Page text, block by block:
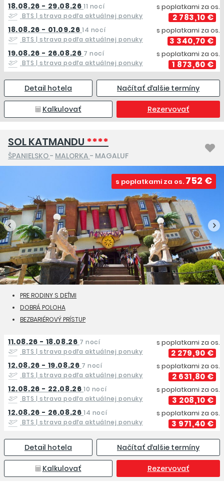
18.08.26 - 29.08.26 11 nocí
BTS| strava podľa aktuálnej ponuky
s poplatkami za os.
2 783,10 €
18.08.26 - 01.09.26 14 nocí
BTS| strava podľa aktuálnej ponuky
s poplatkami za os.
3 340,70 €
19.08.26 - 26.08.26 7 nocí
BTS| strava podľa aktuálnej ponuky
s poplatkami za os.
1 873,60 €
Detail hotela Načítať ďalšie termíny
Kalkulovať Rezervovať
SOL KATMANDU ****
ŠPANIELSKO- MALORKA - MAGALUF
s poplatkami za os. 752 €
PRE RODINY S DEŤMI
DOBRÁ POLOHA
BEZBARIÉROVÝ PRÍSTUP
11.08.26 - 18.08.26 7 nocí
BTS| strava podľa aktuálnej ponuky
s poplatkami za os.
2 279,90 €
12.08.26 - 19.08.26 7 nocí
BTS| strava podľa aktuálnej ponuky
s poplatkami za os.
2 631,80 €
12.08.26 - 22.08.26 10 nocí
BTS| strava podľa aktuálnej ponuky
s poplatkami za os.
3 208,10 €
12.08.26 - 26.08.26 14 nocí
BTS| strava podľa aktuálnej ponuky
s poplatkami za os.
3 971,40 €
Detail hotela Načítať ďalšie termíny
Kalkulovať Rezervovať